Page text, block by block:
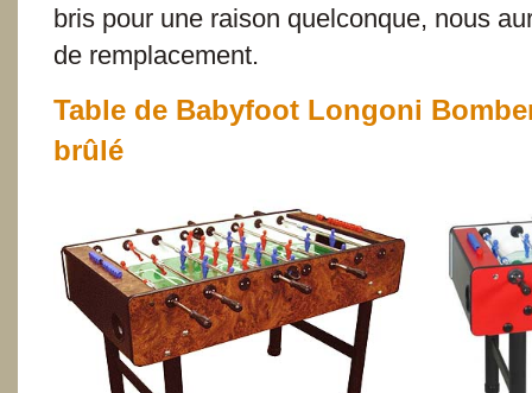
bris pour une raison quelconque, nous
de remplacement.
Table de Babyfoot Longoni
brûlé